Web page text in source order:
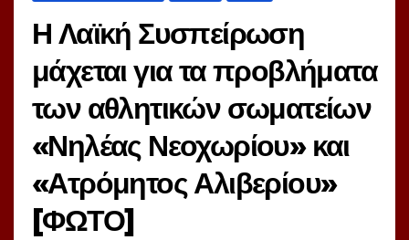
Η Λαϊκή Συσπείρωση
μάχεται για τα προβλήματα
των αθλητικών σωματείων
«Νηλέας Νεοχωρίου» και
«Ατρόμητος Αλιβερίου»
[ΦΩΤΟ]